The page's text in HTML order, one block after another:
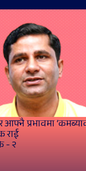
प्रभावमा
राई
- २